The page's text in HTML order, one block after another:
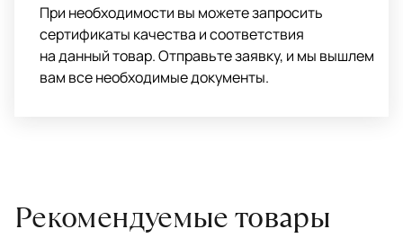
При необходимости вы можете запросить
сертификаты качества и соответствия
на данный товар. Отправьте заявку, и мы вышлем
вам все необходимые документы.
Рекомендуемые товары